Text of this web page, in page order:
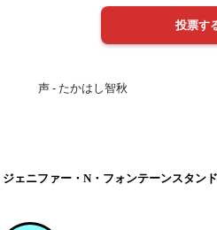
声 - たかはし智秋
ジェニファー・N・フォンテーンスタン